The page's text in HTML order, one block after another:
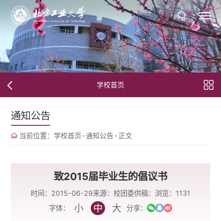
学校首页
通知公告
当前位置： 学校首页-通知公告-正文
致2015届毕业生的倡议书
时间：2015-06-29来源：校团委供稿： 浏览： 1131
字体：
小 中 大 分享：